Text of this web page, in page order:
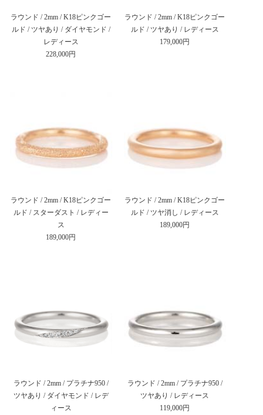
ラウンド / 2mm / K18ピンクゴー
ルド / ツヤあり / ダイヤモンド /
レディース
228,000円
ラウンド / 2mm / K18ピンクゴー
ルド / ツヤあり / レディース
179,000円
ラウンド / 2mm / K18ピンクゴー
ルド / スターダスト / レディー
ス
189,000円
ラウンド / 2mm / K18ピンクゴー
ルド / ツヤ消し / レディース
189,000円
ラウンド / 2mm / プラチナ950 /
ツヤあり / ダイヤモンド / レデ
ィース
ラウンド / 2mm / プラチナ950 /
ツヤあり / レディース
119,000円